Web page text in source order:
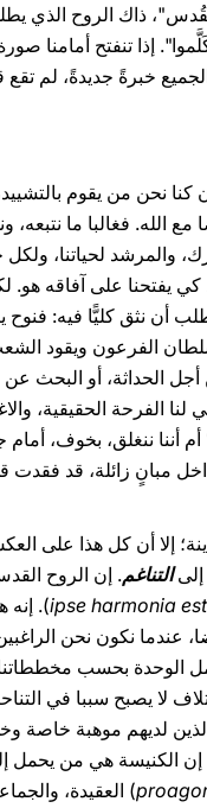
ذاك الروح الذي
إذا تنفتح أمامنا
خبرةً جديدةً، لم تقع
نحن من يقوم
فغالبا ما نتبعه،
لحياتنا، ولكل
كي يفتحنا على آفاقه هو.
أن نثق كليًّا فيه: فنوح
الفرعون ويقود
الحداثة، أو البحث عن
الفرحة الحقيقية،
أننا ننغلق، بخوف، أمام
مبانٍ زائلة، قد فقدت
إلا أن كل هذا على
إلىالتناغم. إن الروح
ipse harmonia est). إنه
عندما نكون نحن
الوحدة بحسب
لا يصبح سببا في
لديهم موهبة خاصة
الكنيسة هي من يحمل
) العقيدة،